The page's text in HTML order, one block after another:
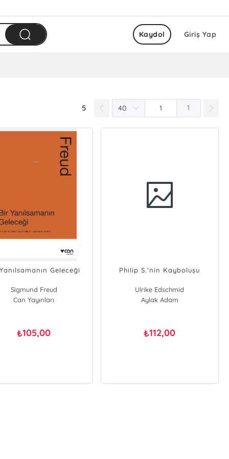
Giriş Yap
Kaydol
5 1
Geleceği
Sigmund Freud
Can Yayınları
₺105,00
Philip S.'nin Kayboluşu
Ulrike Edschmid
Aylak Adam
₺112,00